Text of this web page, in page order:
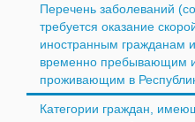
Перечень заболеваний
требуется оказание
иностранным гражданам
временно пребывающим
проживающим в
Категории граждан,